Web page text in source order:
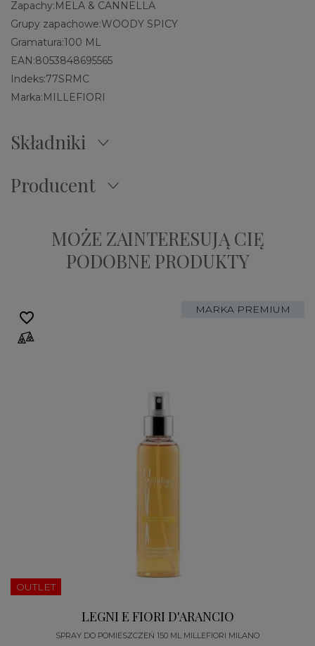
Zapachy:MELA & CANNELLA
Grupy zapachowe:WOODY SPICY
Gramatura:100 ML
EAN:8053848695565
Indeks:77SRMC
Marka:MILLEFIORI
Składniki
Producent
MOŻE ZAINTERESUJĄ CIĘ
PODOBNE PRODUKTY
MARKA PREMIUM
OUTLET
LEGNI E FIORI D'ARANCIO
SPRAY DO POMIESZCZEŃ 150 ML MILLEFIORI MILANO
favorite_border